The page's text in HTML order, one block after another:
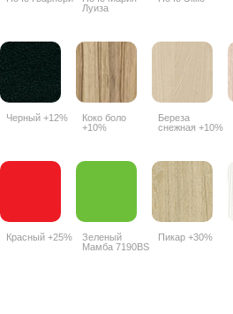
Луиза
Черный +12%
Коко боло
+10%
Береза
снежная +10%
Красный +25%
Зеленый
Мамба 7190BS
Пикар +30%